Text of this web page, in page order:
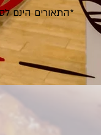
*התאורים הינם